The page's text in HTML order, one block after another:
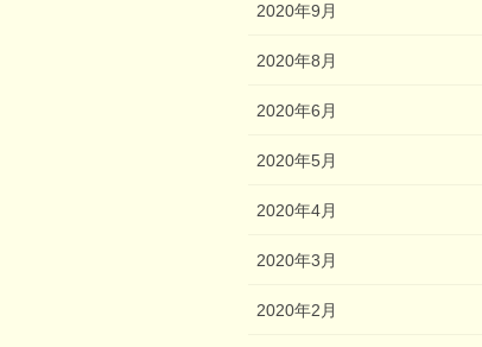
2020年9月
2020年8月
2020年6月
2020年5月
2020年4月
2020年3月
2020年2月